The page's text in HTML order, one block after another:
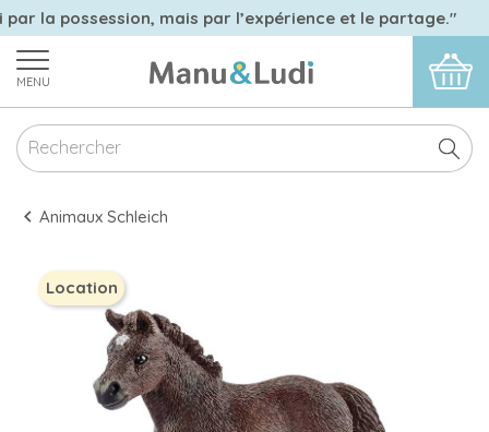
la possession, mais par l’expérience et le partage."
MENU
Animaux Schleich
Location